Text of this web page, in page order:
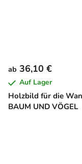
Holzbild für die
BAUM UND VÖGEL
ab 36,10 €
Auf Lager